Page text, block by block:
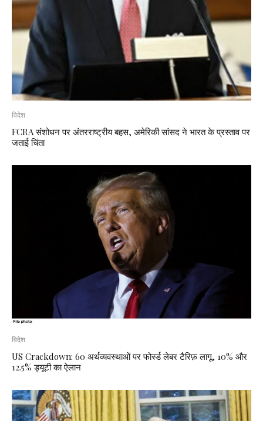
विदेश
FCRA संशोधन पर अंतरराष्ट्रीय बहस, अमेरिकी सांसद ने भारत के प्रस्ताव पर
जताई चिंता
विदेश
US Crackdown: 60 अर्थव्यवस्थाओं पर फोर्स्ड लेबर टैरिफ़ लागू, 10% और
12.5% ड्यूटी का ऐलान